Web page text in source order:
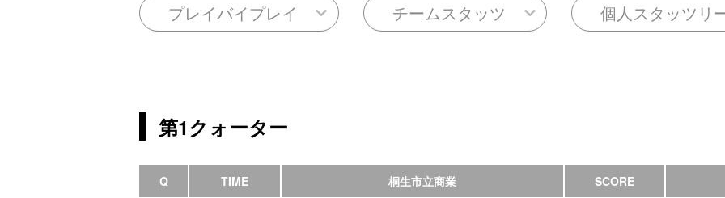
プレイバイプレイ チームスタッツ 個人スタッツリ
第1クォーター
Q TIME 桐生市立商業 SCORE